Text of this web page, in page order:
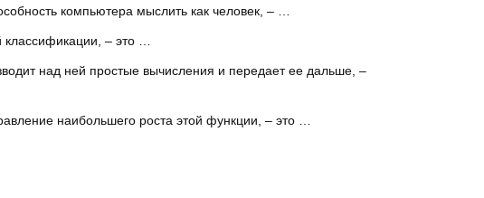
компьютера мыслить как человек, – …
– это …
над ней простые вычисления и передает ее дальше, –
наибольшего роста этой функции, – это …